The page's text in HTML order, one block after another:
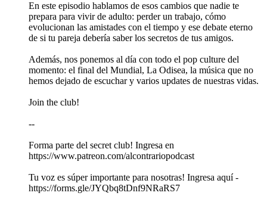
En este episodio hablamos de esos cambios que nadie te
prepara para vivir de adulto: perder un trabajo, cómo
evolucionan las amistades con el tiempo y ese debate eterno
de si tu pareja debería saber los secretos de tus amigos.
Además, nos ponemos al día con todo el pop culture del
momento: el final del Mundial, La Odisea, la música que no
hemos dejado de escuchar y varios updates de nuestras vidas.
Join the club!
--
Forma parte del secret club! Ingresa en
https://www.patreon.com/alcontrariopodcast
Tu voz es súper importante para nosotras! Ingresa aquí -
https://forms.gle/JYQbq8tDnf9NRaRS7